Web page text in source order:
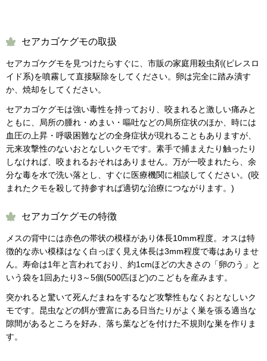
セアカゴケグモの取扱
セアカゴケグモを見つけたらすぐに、市販の家庭用殺虫剤(ピレスロ
イド系)を噴霧して直接駆除をしてください。卵は完全に踏み潰す
か、焼却をしてください。
セアカゴケグモは強い毒性を持っており、咬まれると激しい痛みと
ともに、局所の腫れ・めまい・嘔吐などの局所症状のほか、時には
血圧の上昇・呼吸困難などの全身症状が現れることもありますが、
元来攻撃性のないおとなしいクモです。素手で捕まえたり触ったり
しなければ、咬まれるおそれはありません。万が一咬まれたら、余
分な毒を水で洗い落とし、すぐに医療機関に相談してください。(咬
まれたクモを殺して持参すれば適切な治療につながります。)
セアカゴケグモの特徴
メスの背中には赤色の帯状の模様があり体長10mm程度。オスは特
徴的な赤い模様はなく白っぽく見え体長は3mm程度で毒はありませ
ん。寿命は1年と言われており、約1cmほどの大きさの「卵のう」と
いう袋を1回あたり3～5個(500匹ほど)のこどもを産みます。
突かれると驚いて死んだまねをするなど攻撃性もなくおとなしいク
モです。昆虫などの餌が豊富にある日当たりがよく巣を張る適当な
隙間があるところを好み、落ち葉などを付けた不規則な巣を作りま
す。